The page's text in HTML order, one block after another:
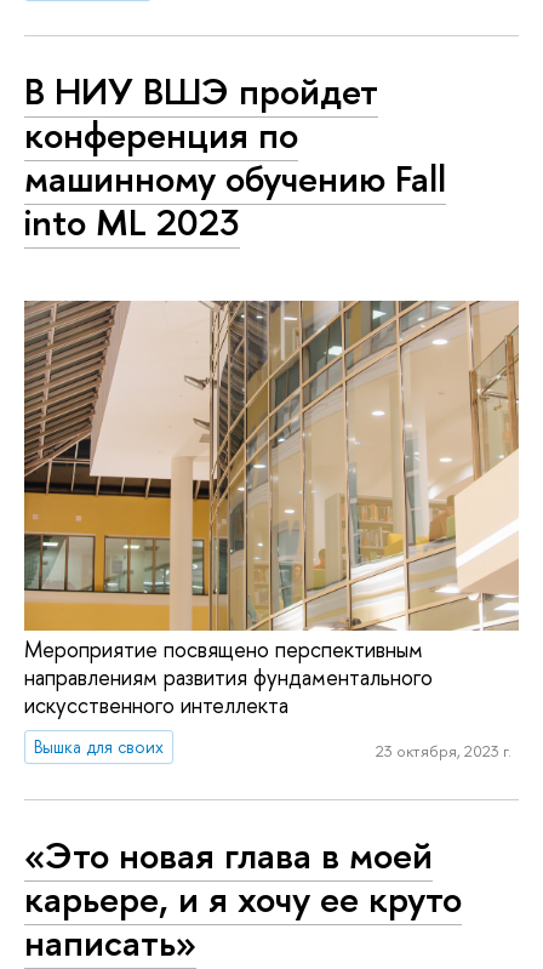
В НИУ ВШЭ пройдет
конференция по
машинному обучению Fall
into ML 2023
Мероприятие посвящено перспективным
направлениям развития фундаментального
искусственного интеллекта
Вышка для своих 23 октября, 2023 г.
«Это новая глава в моей
карьере, и я хочу ее круто
написать»